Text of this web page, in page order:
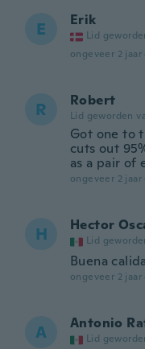
E Erik
Lid
ongeveer 2
R Robert
Lid geworden
Got one to
cuts out
as a pair of
ongeveer 2
H Hector
Lid
Buena
ongeveer 2
A Antonio
Lid